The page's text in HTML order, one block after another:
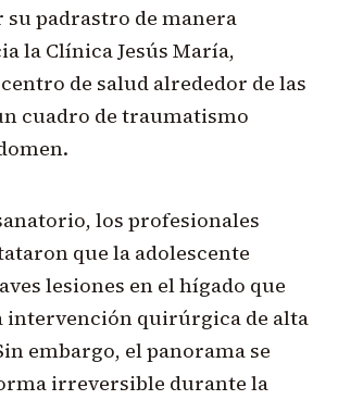
su padrastro de manera
la Clínica Jesús María,
de salud alrededor de las
cuadro de traumatismo
los profesionales
que la adolescente
lesiones en el hígado que
intervención quirúrgica de alta
embargo, el panorama se
irreversible durante la